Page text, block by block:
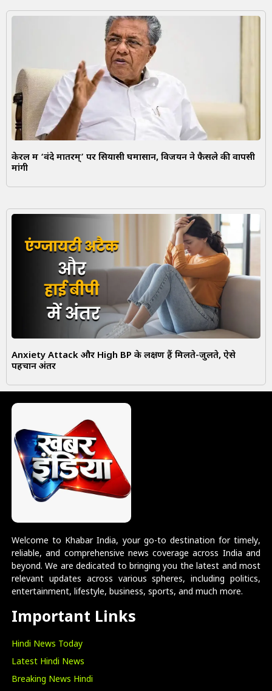
केरल में ‘वंदे मातरम्’ पर सियासी घमासान, विजयन ने फैसले की वापसी
मांगी
Anxiety Attack और High BP के लक्षण हैं मिलते-जुलते, ऐसे
पहचानें अंतर
Welcome to Khabar India, your go-to destination for timely,
reliable, and comprehensive news coverage across India and
beyond. We are dedicated to bringing you the latest and most
relevant updates across various spheres, including politics,
entertainment, lifestyle, business, sports, and much more.
Important Links
Hindi News Today
Latest Hindi News
Breaking News Hindi